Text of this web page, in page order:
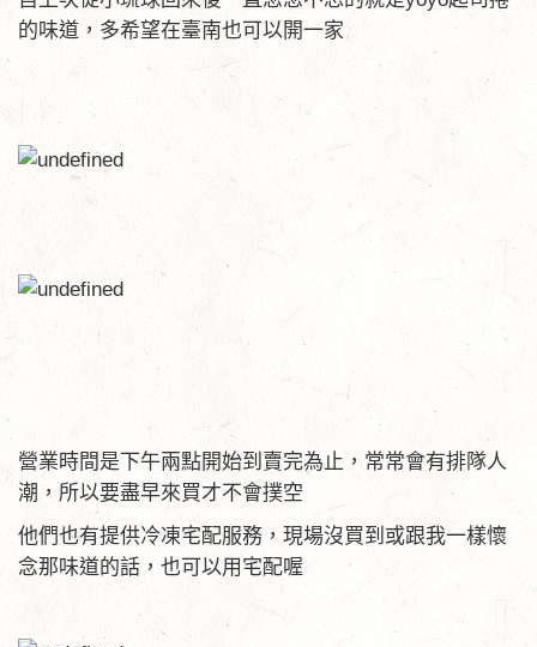
的味道，多希望在臺南也可以開一家
營業時間是下午兩點開始到賣完為止，常常會有排隊人
潮，所以要盡早來買才不會撲空
他們也有提供冷凍宅配服務，現場沒買到或跟我一樣懷
念那味道的話，也可以用宅配喔